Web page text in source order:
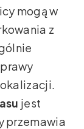
mogą w
z
jest
przemawia